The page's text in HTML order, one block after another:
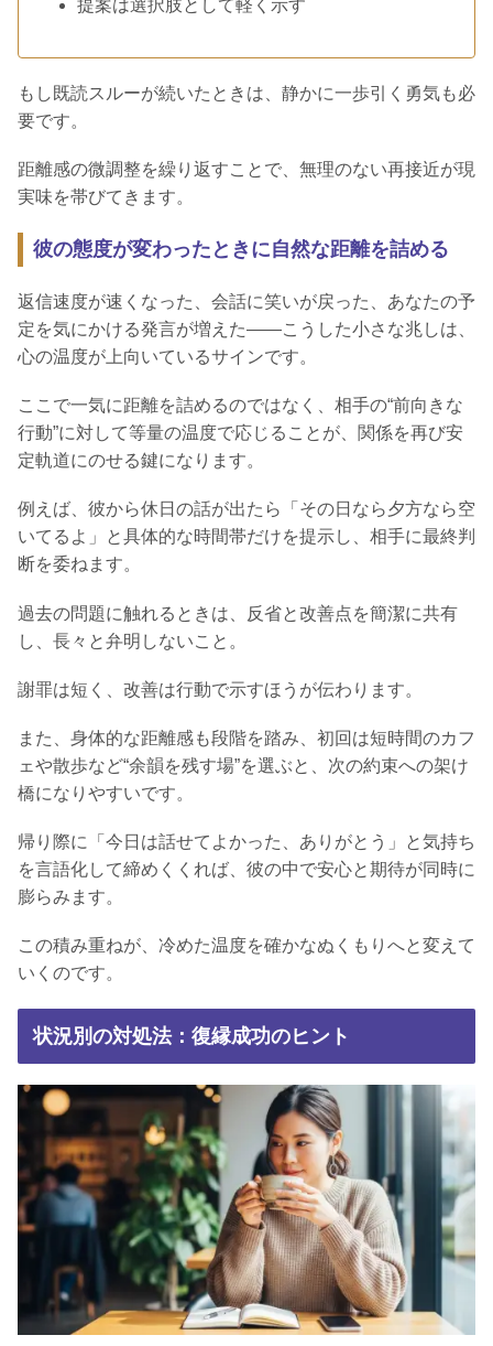
提案は選択肢として軽く示す
もし既読スルーが続いたときは、静かに一歩引く勇気も必
要です。
距離感の微調整を繰り返すことで、無理のない再接近が現
実味を帯びてきます。
彼の態度が変わったときに自然な距離を詰める
返信速度が速くなった、会話に笑いが戻った、あなたの予
定を気にかける発言が増えた――こうした小さな兆しは、
心の温度が上向いているサインです。
ここで一気に距離を詰めるのではなく、相手の“前向きな
行動”に対して等量の温度で応じることが、関係を再び安
定軌道にのせる鍵になります。
例えば、彼から休日の話が出たら「その日なら夕方なら空
いてるよ」と具体的な時間帯だけを提示し、相手に最終判
断を委ねます。
過去の問題に触れるときは、反省と改善点を簡潔に共有
し、長々と弁明しないこと。
謝罪は短く、改善は行動で示すほうが伝わります。
また、身体的な距離感も段階を踏み、初回は短時間のカフ
ェや散歩など“余韻を残す場”を選ぶと、次の約束への架け
橋になりやすいです。
帰り際に「今日は話せてよかった、ありがとう」と気持ち
を言語化して締めくくれば、彼の中で安心と期待が同時に
膨らみます。
この積み重ねが、冷めた温度を確かなぬくもりへと変えて
いくのです。
状況別の対処法：復縁成功のヒント